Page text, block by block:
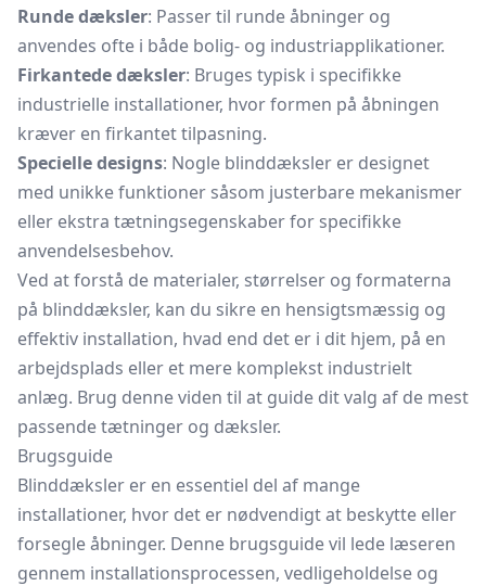
Runde dæksler: Passer til runde åbninger og
anvendes ofte i både bolig- og industriapplikationer.
Firkantede dæksler: Bruges typisk i specifikke
industrielle installationer, hvor formen på åbningen
kræver en firkantet tilpasning.
Specielle designs: Nogle blinddæksler er designet
med unikke funktioner såsom justerbare mekanismer
eller ekstra tætningsegenskaber for specifikke
anvendelsesbehov.
Ved at forstå de materialer, størrelser og formaterna
på blinddæksler, kan du sikre en hensigtsmæssig og
effektiv installation, hvad end det er i dit hjem, på en
arbejdsplads eller et mere komplekst industrielt
anlæg. Brug denne viden til at guide dit valg af de mest
passende tætninger og dæksler.
Brugsguide
Blinddæksler er en essentiel del af mange
installationer, hvor det er nødvendigt at beskytte eller
forsegle åbninger. Denne brugsguide vil lede læseren
gennem installationsprocessen, vedligeholdelse og